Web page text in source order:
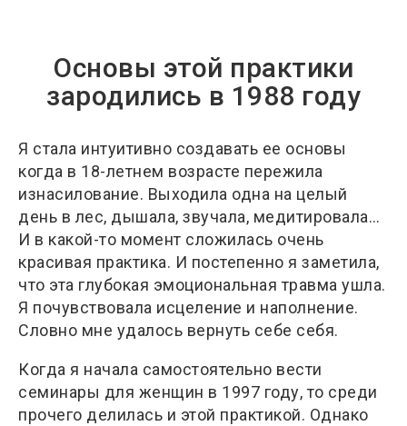
Основы этой практики
зародились в 1988 году
Я стала интуитивно создавать ее основы
когда в 18-летнем возрасте пережила
изнасилование. Выходила одна на целый
день в лес, дышала, звучала, медитировала…
И в какой-то момент сложилась очень
красивая практика. И постепенно я заметила,
что эта глубокая эмоциональная травма ушла.
Я почувствовала исцеление и наполнение.
Словно мне удалось вернуть себе себя.
Когда я начала самостоятельно вести
семинары для женщин в 1997 году, то среди
прочего делилась и этой практикой. Однако